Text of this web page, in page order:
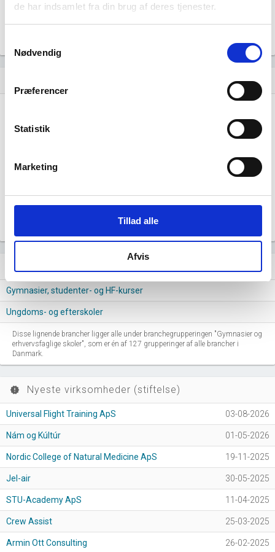
de har indsamlet fra din brug af deres tjenester.
Nødvendig
Præferencer
Statistik
Marketing
Tillad alle
Afvis
10.768
… …
Gymnasier, studenter- og HF-kurser
Ungdoms- og efterskoler
Disse lignende brancher ligger alle under branchegrupperingen "Gymnasier og
erhvervsfaglige skoler", som er én af 127 grupperinger af alle brancher i
Danmark.
new_releases Nyeste virksomheder (stiftelse)
Universal Flight Training ApS 03-08-2026
Nám og Kúltúr 01-05-2026
Nordic College of Natural Medicine ApS 19-11-2025
Jel-air 30-05-2025
STU-Academy ApS 11-04-2025
Crew Assist 25-03-2025
Armin Ott Consulting 26-02-2025